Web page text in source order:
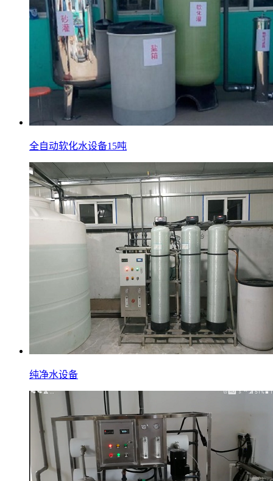
全自动软化水设备15吨
纯净水设备